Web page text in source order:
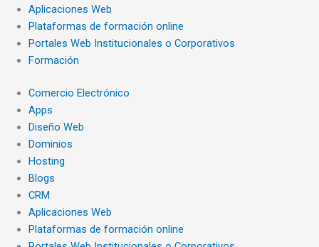
Aplicaciones Web
Plataformas de formación online
Portales Web Institucionales o Corporativos
Formación
Comercio Electrónico
Apps
Diseño Web
Dominios
Hosting
Blogs
CRM
Aplicaciones Web
Plataformas de formación online